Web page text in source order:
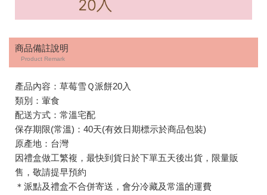
商品備註說明
Product Remark
產品內容：草莓雪Ｑ派餅20入
類別：葷食
配送方式：常溫宅配
保存期限(常溫)：40天(有效日期標示於商品包裝)
原產地：台灣
因禮盒做工繁複，最快到貨日於下單五天後出貨，限量販
售，敬請提早預約
＊派點及禮盒不合併寄送，會分冷藏及常溫的運費